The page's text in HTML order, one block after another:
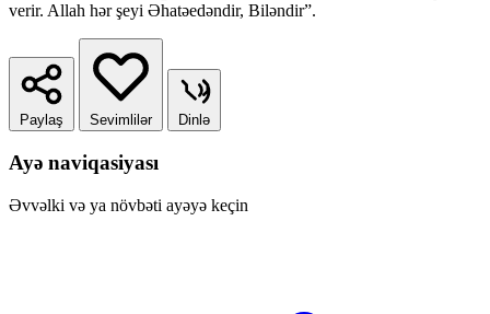
verir. Allah hər şeyi Əhatəedəndir, Biləndir”.
Paylaş Sevimlilər Dinlə
Ayə naviqasiyası
Əvvəlki və ya növbəti ayəyə keçin